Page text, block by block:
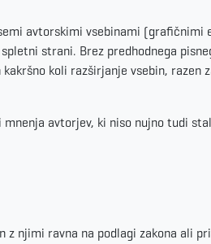
avtorskimi vsebinami (grafičnimi
strani. Brez predhodnega
koli razširjanje vsebin, razen
avtorjev, ki niso nujno tudi
z njimi ravna na podlagi zakona ali